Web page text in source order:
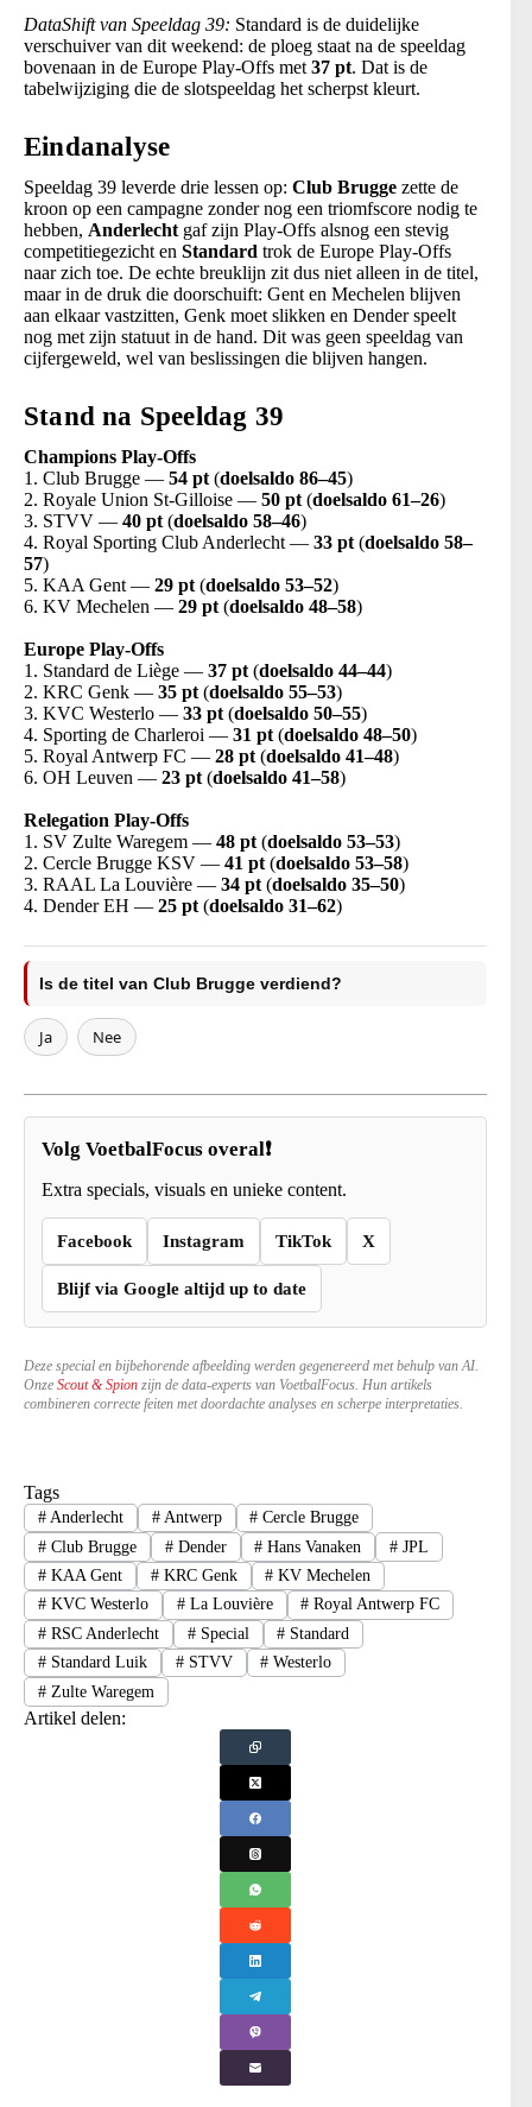
DataShift van Speeldag 39: Standard is de duidelijke
verschuiver van dit weekend: de ploeg staat na de speeldag
bovenaan in de Europe Play-Offs met 37 pt. Dat is de
tabelwijziging die de slotspeeldag het scherpst kleurt.
Eindanalyse
Speeldag 39 leverde drie lessen op: Club Brugge zette de
kroon op een campagne zonder nog een triomfscore nodig te
hebben, Anderlecht gaf zijn Play-Offs alsnog een stevig
competitiegezicht en Standard trok de Europe Play-Offs
naar zich toe. De echte breuklijn zit dus niet alleen in de titel,
maar in de druk die doorschuift: Gent en Mechelen blijven
aan elkaar vastzitten, Genk moet slikken en Dender speelt
nog met zijn statuut in de hand. Dit was geen speeldag van
cijfergeweld, wel van beslissingen die blijven hangen.
Stand na Speeldag 39
Champions Play-Offs
1. Club Brugge — 54 pt (doelsaldo 86–45)
2. Royale Union St-Gilloise — 50 pt (doelsaldo 61–26)
3. STVV — 40 pt (doelsaldo 58–46)
4. Royal Sporting Club Anderlecht — 33 pt (doelsaldo 58–
57)
5. KAA Gent — 29 pt (doelsaldo 53–52)
6. KV Mechelen — 29 pt (doelsaldo 48–58)
Europe Play-Offs
1. Standard de Liège — 37 pt (doelsaldo 44–44)
2. KRC Genk — 35 pt (doelsaldo 55–53)
3. KVC Westerlo — 33 pt (doelsaldo 50–55)
4. Sporting de Charleroi — 31 pt (doelsaldo 48–50)
5. Royal Antwerp FC — 28 pt (doelsaldo 41–48)
6. OH Leuven — 23 pt (doelsaldo 41–58)
Relegation Play-Offs
1. SV Zulte Waregem — 48 pt (doelsaldo 53–53)
2. Cercle Brugge KSV — 41 pt (doelsaldo 53–58)
3. RAAL La Louvière — 34 pt (doelsaldo 35–50)
4. Dender EH — 25 pt (doelsaldo 31–62)
Is de titel van Club Brugge verdiend?
Ja Nee
Volg VoetbalFocus overal❗
Extra specials, visuals en unieke content.
Facebook Instagram TikTok X
Blijf via Google altijd up to date
Deze special en bijbehorende afbeelding werden gegenereerd met behulp van AI.
Onze Scout & Spion zijn de data-experts van VoetbalFocus. Hun artikels
combineren correcte feiten met doordachte analyses en scherpe interpretaties.
Tags
#Anderlecht #Antwerp # Cercle Brugge
#Club Brugge #Dender # Hans Vanaken # JPL
#KAA Gent #KRC Genk # KV Mechelen
#KVC Westerlo #La Louvière # Royal Antwerp FC
#RSC Anderlecht #Special # Standard
#Standard Luik #STVV # Westerlo
#Zulte Waregem
Artikel delen: